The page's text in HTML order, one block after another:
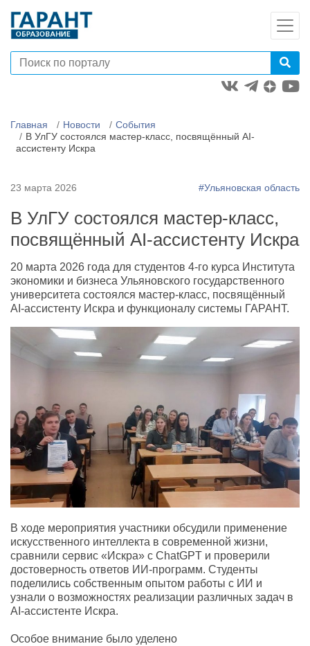
Главная Новости
События
В УлГУ состоялся мастер-класс, посвящённый AI-
ассистенту Искра
23 марта 2026 #Ульяновская область
В УлГУ состоялся мастер-класс,
посвящённый AI-ассистенту Искра
20 марта 2026 года для студентов 4-го курса Института
экономики и бизнеса Ульяновского государственного
университета состоялся мастер-класс, посвящённый
AI-ассистенту Искра и функционалу системы ГАРАНТ.
В ходе мероприятия участники обсудили применение
искусственного интеллекта в современной жизни,
сравнили сервис «Искра» с ChatGPT и проверили
достоверность ответов ИИ-программ. Студенты
поделились собственным опытом работы с ИИ и
узнали о возможностях реализации различных задач в
AI-ассистенте Искра.
Особое внимание было уделено